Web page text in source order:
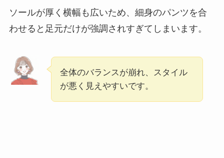
ソールが厚く横幅も広いため、細身のパンツを合
わせると足元だけが強調されすぎてしまいます。
全体のバランスが崩れ、スタイル
が悪く見えやすいです。